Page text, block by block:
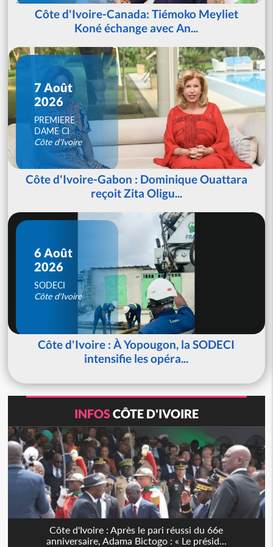
Côte d'Ivoire-Canada: Tiémoko Meyliet
Koné échange avec An...
7 Août
2026
PREMIERE
DAME CI
Côte d'Ivoire
Côte d'Ivoire-Gabon : Dominique Ouattara
reçoit Zita Oligu...
6 Août
2026
SODECI
Côte d'Ivoire
Côte d'Ivoire : À Yopougon, la SODECI
intensifie les opéra...
INFOSCÔTE D'IVOIRE
Côte d'Ivoire : Après le pari réussi du 66e
anniversaire, Adama Bictogo : « Le présid...